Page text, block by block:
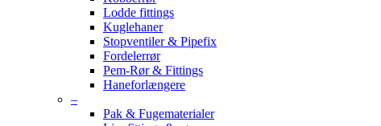
Lodde fittings
Kuglehaner
Stopventiler & Pipefix
Fordelerrør
Pem-Rør & Fittings
Haneforlængere
–
Pak & Fugematerialer